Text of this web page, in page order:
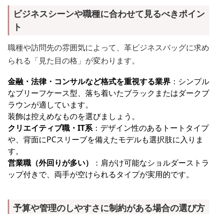
ビジネスシーンや職種に合わせて見るべきポイン
ト
職種や訪問先の雰囲気によって、革ビジネスバッグに求め
られる「見た目の格」が変わります。
金融・法律・コンサルなど格式を重視する業界 ：シンプル
なブリーフケース型、落ち着いたブラックまたはダークブ
ラウンが適しています。
装飾は控えめなものを選びましょう。
クリエイティブ職・IT系：デザイン性のあるトートタイプ
や、背面にPCスリーブを備えたモデルも選択肢に入りま
す。
営業職（外回りが多い）
：肩がけ可能なショルダーストラ
ップ付きで、両手が空けられるタイプが実用的です。
予算や管理のしやすさに制約がある場合の選び方